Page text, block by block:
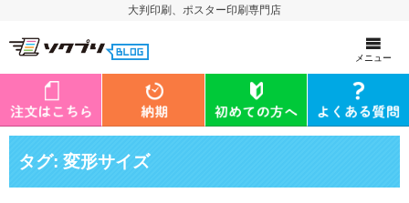
大判印刷、ポスター印刷専門店
メニュー
タグ: 変形サイズ